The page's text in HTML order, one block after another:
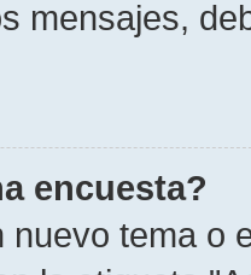
mensajes,
encuesta?
nuevo tema o